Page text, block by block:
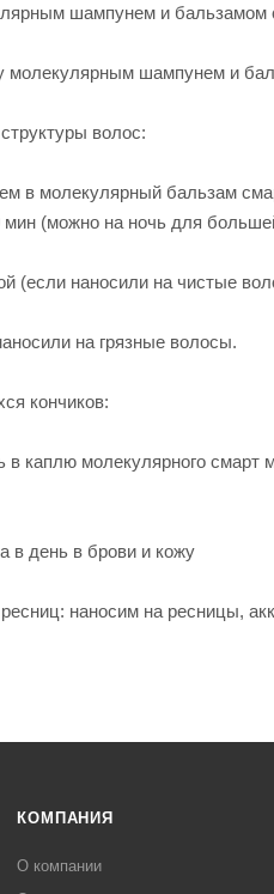
шампунем и
шампунем и
волос:
в молекулярный бальзам
(можно на ночь для
(если наносили на чистые
на грязные волосы.
кончиков:
в каплю молекулярного
в день в брови и кожу
наносим на ресницы,
КОМПАНИЯ
О компании